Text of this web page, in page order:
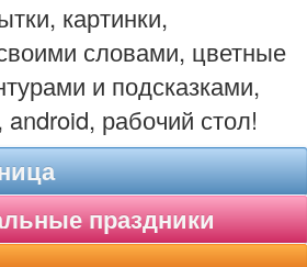
картинки,
словами, цветные
и подсказками,
рабочий стол!
праздники